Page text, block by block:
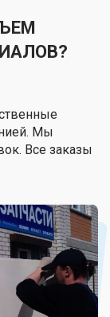
Мы
Все заказы